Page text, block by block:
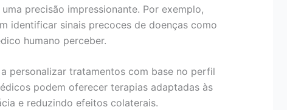
precisão impressionante. Por exemplo,
identificar sinais precoces de doenças como
humano perceber.
personalizar tratamentos com base no perfil
podem oferecer terapias adaptadas às
e reduzindo efeitos colaterais.